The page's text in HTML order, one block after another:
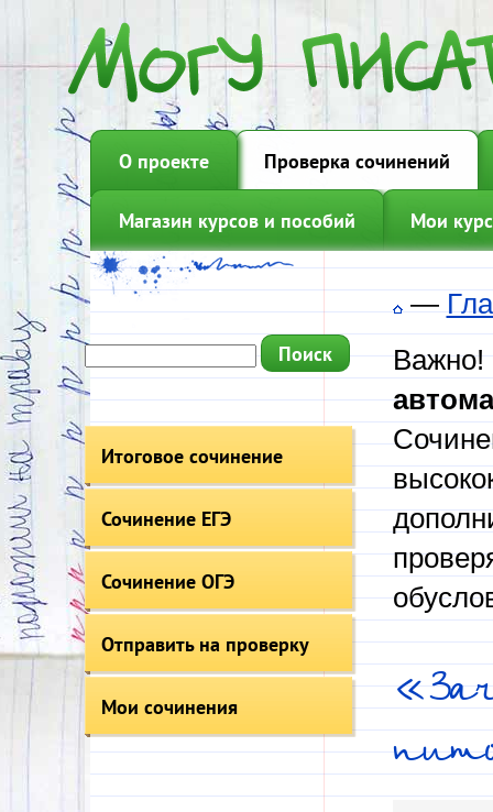
О проекте Проверка сочинений
Магазин курсов и пособий Мои
Итоговое сочинение
Сочинение ЕГЭ
Сочинение ОГЭ
Отправить на проверку
Мои сочинения
—
Важно!